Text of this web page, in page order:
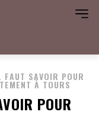
FAUT SAVOIR POUR
À TOURS
POUR